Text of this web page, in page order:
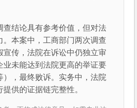
查结论具有参考价值，但对法
。本案中，工商部门两次调查
宣传，法院在诉讼中仍独立审
业未能达到法院更高的举证要
），最终败诉。实务中，法院
供的证据链完整性。